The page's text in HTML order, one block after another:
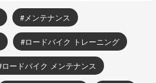
メンテナンス
ロードバイク トレーニング
ロードバイク メンテナンス